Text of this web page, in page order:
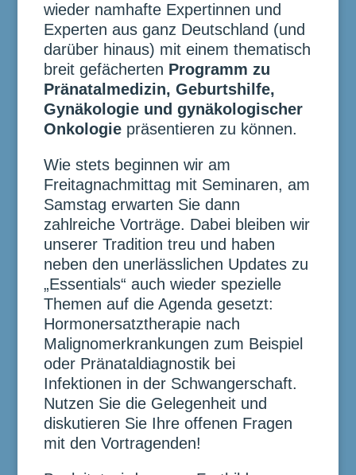
wieder namhafte Expertinnen und
Experten aus ganz Deutschland (und
darüber hinaus) mit einem thematisch
breit gefächerten Programm zu
Pränatalmedizin, Geburtshilfe,
Gynäkologie und gynäkologischer
Onkologiepräsentieren zu können.
Wie stets beginnen wir am
Freitagnachmittag mit Seminaren, am
Samstag erwarten Sie dann
zahlreiche Vorträge. Dabei bleiben wir
unserer Tradition treu und haben
neben den unerlässlichen Updates zu
„Essentials“ auch wieder spezielle
Themen auf die Agenda gesetzt:
Hormonersatztherapie nach
Malignomerkrankungen zum Beispiel
oder Pränataldiagnostik bei
Infektionen in der Schwangerschaft.
Nutzen Sie die Gelegenheit und
diskutieren Sie Ihre offenen Fragen
mit den Vortragenden!